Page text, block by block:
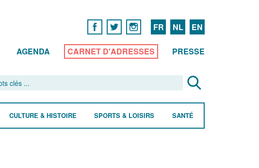
FR NL EN
AGENDA CARNET D'ADRESSES PRESSE
CULTURE & HISTOIRE SPORTS & LOISIRS SANTÉ